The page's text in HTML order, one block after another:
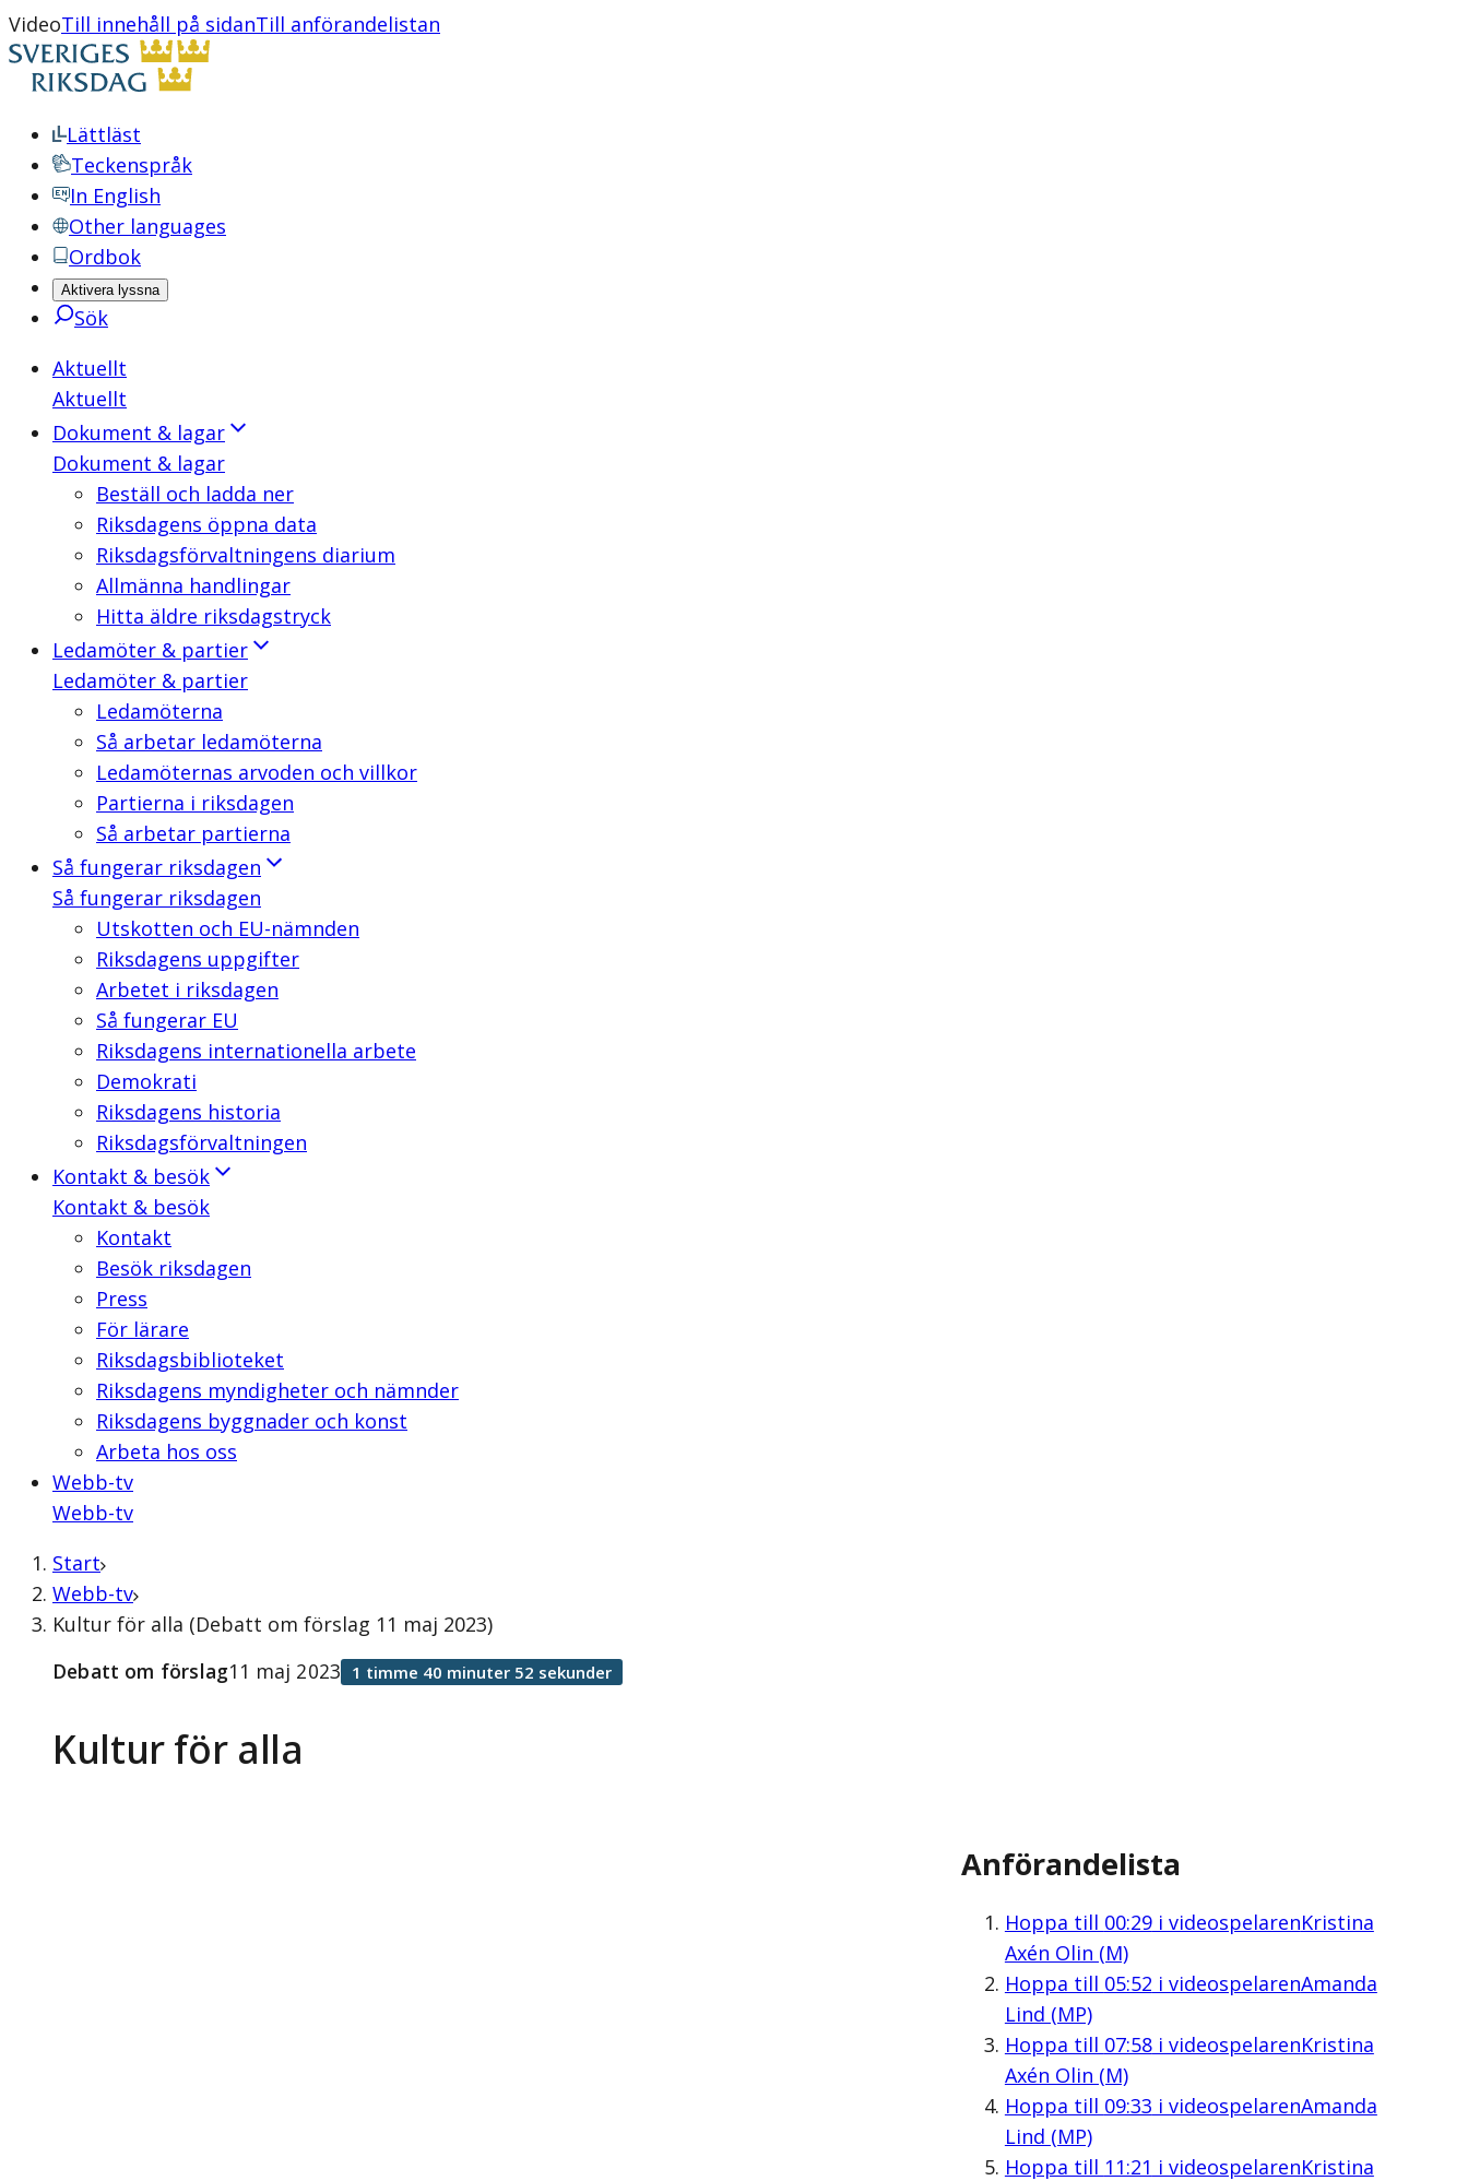
VideoTill innehåll på sidanTill anförandelistan
Lättläst
Teckenspråk
In English
Other languages
Ordbok
Aktivera lyssna
Sök
Aktuellt
Aktuellt
Dokument & lagar
Dokument & lagar
Beställ och ladda ner
Riksdagens öppna data
Riksdagsförvaltningens diarium
Allmänna handlingar
Hitta äldre riksdagstryck
Ledamöter & partier
Ledamöter & partier
Ledamöterna
Så arbetar ledamöterna
Ledamöternas arvoden och villkor
Partierna i riksdagen
Så arbetar partierna
Så fungerar riksdagen
Så fungerar riksdagen
Utskotten och EU-nämnden
Riksdagens uppgifter
Arbetet i riksdagen
Så fungerar EU
Riksdagens internationella arbete
Demokrati
Riksdagens historia
Riksdagsförvaltningen
Kontakt & besök
Kontakt & besök
Kontakt
Besök riksdagen
Press
För lärare
Riksdagsbiblioteket
Riksdagens myndigheter och nämnder
Riksdagens byggnader och konst
Arbeta hos oss
Webb-tv
Webb-tv
Start
Webb-tv
Kultur för alla (Debatt om förslag 11 maj 2023)
Kultur för alla
Debatt om förslag11 maj 2023 1 timme 40 minuter 52 sekunder
Anförandelista
Hoppa till 00:29i videospelarenKristina
Axén Olin (M)
Hoppa till 05:52 i videospelarenAmanda
Lind (MP)
Hoppa till 07:58i videospelarenKristina
Axén Olin (M)
Hoppa till 09:33 i videospelarenAmanda
Lind (MP)
Hoppa till 11:21 i videospelarenKristina